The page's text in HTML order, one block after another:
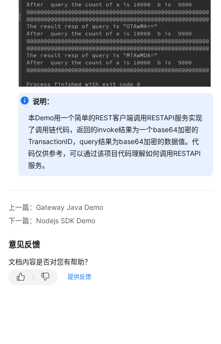
说明：
本Demo用一个简单的REST客户端调用RESTAPI服务实现
了调用链代码，返回的invoke结果为一个base64加密的
TransactionID，query结果为base64加密的数据值。代
码仅供参考，可以通过该项目代码理解如何调用RESTAPI
服务。
上一篇：Gateway Java Demo
下一篇：Nodejs SDK Demo
意见反馈
文档内容是否对您有帮助？
提供反馈